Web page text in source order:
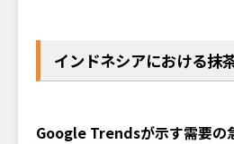
食事系への展開——抹茶
潮流
徴
インドネシアにおける抹
Google Trendsが示す需要の